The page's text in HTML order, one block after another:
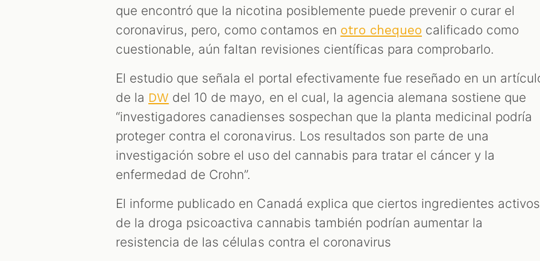
que encontró que la nicotina posiblemente puede prevenir o curar el
coronavirus, pero, como contamos en otro chequeo calificado como
cuestionable, aún faltan revisiones científicas para comprobarlo.
El estudio que señala el portal efectivamente fue reseñado en un
de la DW del 10 de mayo, en el cual, la agencia alemana sostiene que
“investigadores canadienses sospechan que la planta medicinal podría
proteger contra el coronavirus. Los resultados son parte de una
investigación sobre el uso del cannabis para tratar el cáncer y la
enfermedad de Crohn”.
El informe publicado en Canadá explica que ciertos ingredientes activos
de la droga psicoactiva cannabis también podrían aumentar la
resistencia de las células contra el coronavirus